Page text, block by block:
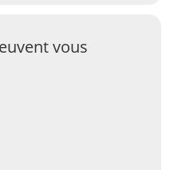
vous